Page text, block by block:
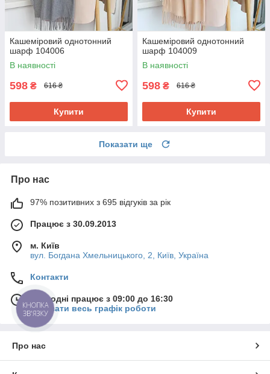
Кашеміровий однотонний
шарф 104006
В наявності
598 ₴ 616 ₴
Купити
Кашеміровий однотонний
шарф 104009
В наявності
598 ₴ 616 ₴
Купити
Показати ще
Про нас
97% позитивних з 695 відгуків за рік
Працює з 30.09.2013
м. Київ
вул. Богдана Хмельницького, 2, Київ, Україна
Контакти
Сьогодні працює з 09:00 до 16:30
Показати весь графік роботи
Про нас
КНОПКА
ЗВ'ЯЗКУ